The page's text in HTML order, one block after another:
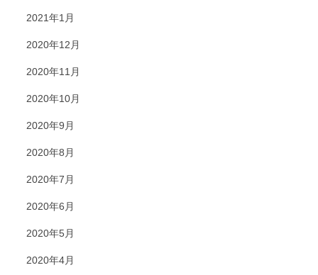
2021年1月
2020年12月
2020年11月
2020年10月
2020年9月
2020年8月
2020年7月
2020年6月
2020年5月
2020年4月